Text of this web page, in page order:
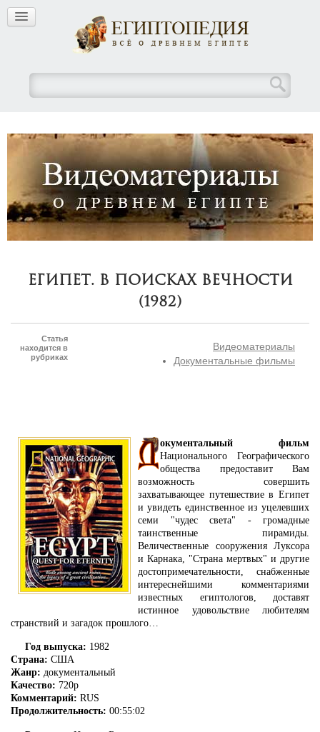
Египет. В поисках вечности
(1982)
Статья
находится в
рубриках
Видеоматериалы
Документальные фильмы
окументальный фильм
Национального Географического
общества предоставит Вам
возможность совершить
захватывающее путешествие в Египет
и увидеть единственное из уцелевших
семи "чудес света" - громадные
таинственные пирамиды.
Величественные сооружения Луксора
и Карнака, "Страна мертвых" и другие
достопримечательности, снабженные
интереснейшими комментариями
известных египтологов, доставят
истинное удовольствие любителям
странствий и загадок прошлого…
Год выпуска: 1982
Страна: США
Жанр: документальный
Качество: 720p
Комментарий: RUS
Продолжительность: 00:55:02